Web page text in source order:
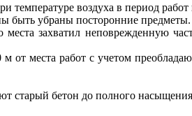
температуре воздуха в период
быть убраны посторонние предметы.
захватил неповрежденную
от места работ с учетом
старый бетон до полного